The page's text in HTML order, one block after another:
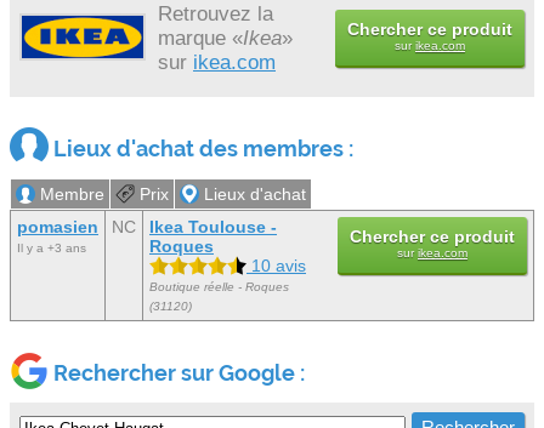
Retrouvez la
marque «Ikea»
sur ikea.com
Chercher ce produit
surikea.com
Lieux d'achat des membres :
Membre Prix
Lieux d'achat
pomasien
Il y a +3 ans
NC
Ikea Toulouse -
Roques
10 avis
Boutique réelle - Roques
(31120)
Chercher ce produit
surikea.com
Rechercher sur Google :